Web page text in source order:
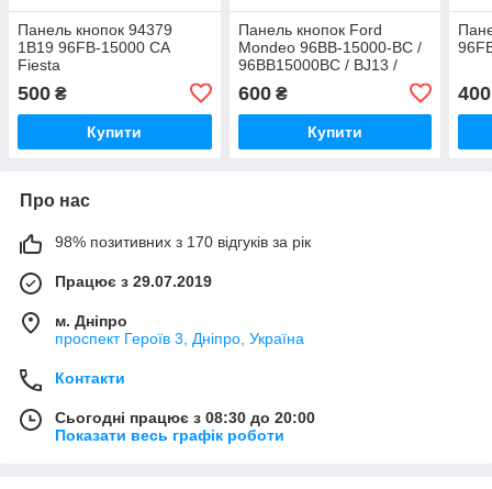
Панель кнопок 94379
1B19 96FB-15000 CA
Fiesta
500 ₴
Купити
Панель кнопок Ford
Mondeo 96BB-15000-BC /
96BB15000BC / BJ13 /
600₴
Купити
400
Про нас
98% позитивних з 170 відгуків за рік
Працює з 29.07.2019
м. Дніпро
проспект Героїв 3, Дніпро, Україна
Контакти
Сьогодні працює з 08:30 до 20:00
Показати весь графік роботи